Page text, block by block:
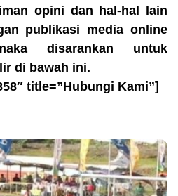
opini dan hal-hal lain
publikasi media online
disarankan untuk
di bawah ini.
title=”Hubungi Kami”]